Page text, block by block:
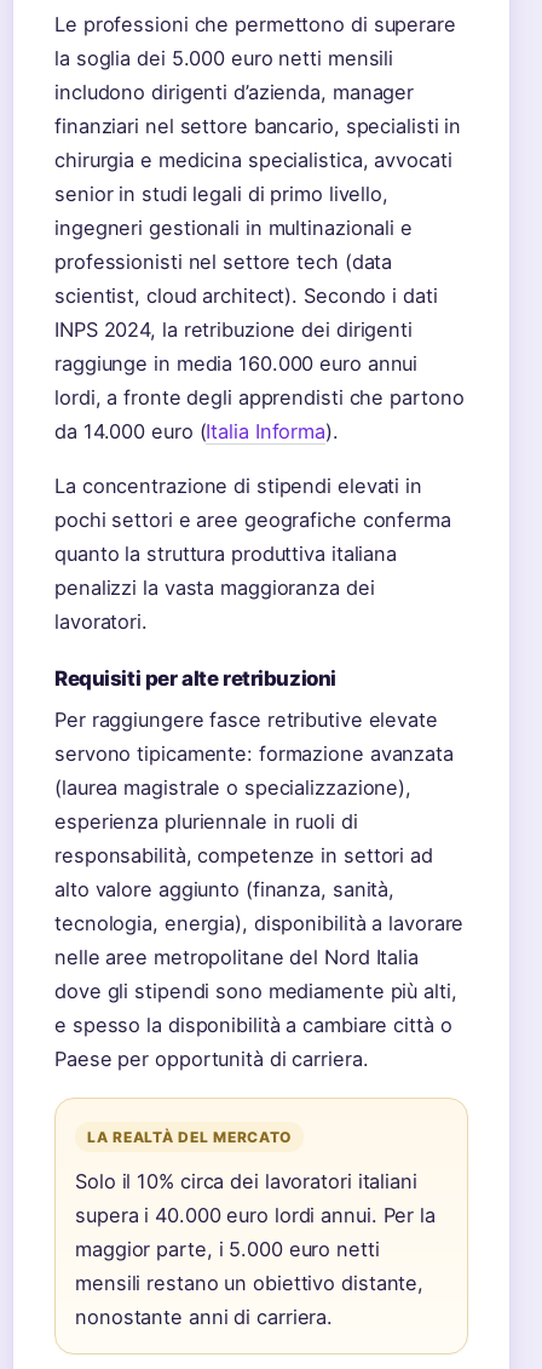
Le professioni che permettono di superare
la soglia dei 5.000 euro netti mensili
includono dirigenti d’azienda, manager
finanziari nel settore bancario, specialisti in
chirurgia e medicina specialistica, avvocati
senior in studi legali di primo livello,
ingegneri gestionali in multinazionali e
professionisti nel settore tech (data
scientist, cloud architect). Secondo i dati
INPS 2024, la retribuzione dei dirigenti
raggiunge in media 160.000 euro annui
lordi, a fronte degli apprendisti che partono
da 14.000 euro (Italia Informa).
La concentrazione di stipendi elevati in
pochi settori e aree geografiche conferma
quanto la struttura produttiva italiana
penalizzi la vasta maggioranza dei
lavoratori.
Requisiti per alte retribuzioni
Per raggiungere fasce retributive elevate
servono tipicamente: formazione avanzata
(laurea magistrale o specializzazione),
esperienza pluriennale in ruoli di
responsabilità, competenze in settori ad
alto valore aggiunto (finanza, sanità,
tecnologia, energia), disponibilità a lavorare
nelle aree metropolitane del Nord Italia
dove gli stipendi sono mediamente più alti,
e spesso la disponibilità a cambiare città o
Paese per opportunità di carriera.
LA REALTÀ DEL MERCATO
Solo il 10% circa dei lavoratori italiani
supera i 40.000 euro lordi annui. Per la
maggior parte, i 5.000 euro netti
mensili restano un obiettivo distante,
nonostante anni di carriera.